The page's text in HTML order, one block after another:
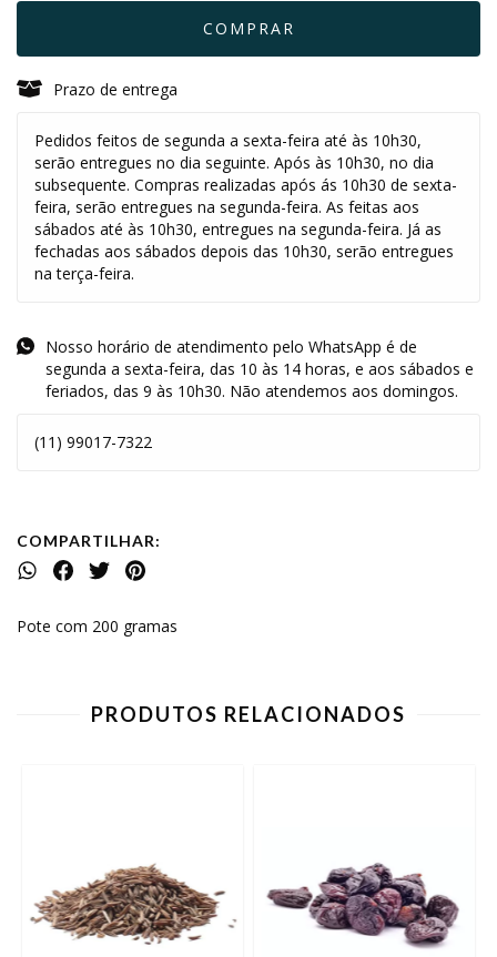
Prazo de entrega
Pedidos feitos de segunda a sexta-feira até às 10h30,
serão entregues no dia seguinte. Após às 10h30, no dia
subsequente. Compras realizadas após ás 10h30 de sexta-
feira, serão entregues na segunda-feira. As feitas aos
sábados até às 10h30, entregues na segunda-feira. Já as
fechadas aos sábados depois das 10h30, serão entregues
na terça-feira.
Nosso horário de atendimento pelo WhatsApp é de
segunda a sexta-feira, das 10 às 14 horas, e aos sábados e
feriados, das 9 às 10h30. Não atendemos aos domingos.
(11) 99017-7322
COMPARTILHAR:
Pote com 200 gramas
PRODUTOS RELACIONADOS